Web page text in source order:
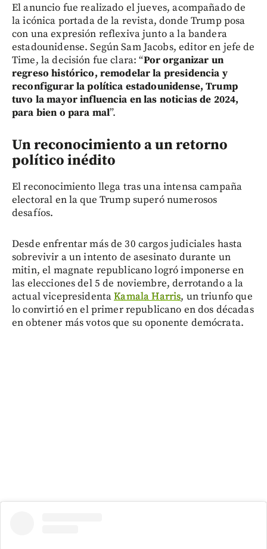
El anuncio fue realizado el jueves, acompañado de
la icónica portada de la revista, donde Trump posa
con una expresión reflexiva junto a la bandera
estadounidense. Según Sam Jacobs, editor en jefe de
Time, la decisión fue clara: “Por organizar un
regreso histórico, remodelar la presidencia y
reconfigurar la política estadounidense, Trump
tuvo la mayor influencia en las noticias de 2024,
para bien o para mal”.
Un reconocimiento a un retorno
político inédito
El reconocimiento llega tras una intensa campaña
electoral en la que Trump superó numerosos
desafíos.
Desde enfrentar más de 30 cargos judiciales hasta
sobrevivir a un intento de asesinato durante un
mitin, el magnate republicano logró imponerse en
las elecciones del 5 de noviembre, derrotando a la
actual vicepresidentaKamala Harris, un triunfo que
lo convirtió en el primer republicano en dos décadas
en obtener más votos que su oponente demócrata.